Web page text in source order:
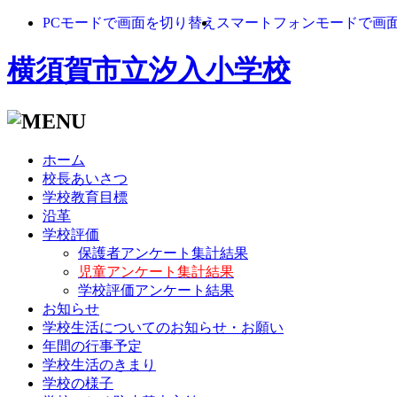
PCモードで画面を切り替え スマートフォンモードで画
横須賀市立汐入小学校
ホーム
校長あいさつ
学校教育目標
沿革
学校評価
保護者アンケート集計結果
児童アンケート集計結果
学校評価アンケート結果
お知らせ
学校生活についてのお知らせ・お願い
年間の行事予定
学校生活のきまり
学校の様子